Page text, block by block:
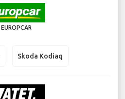
EUROPCAR
Skoda Kodiaq